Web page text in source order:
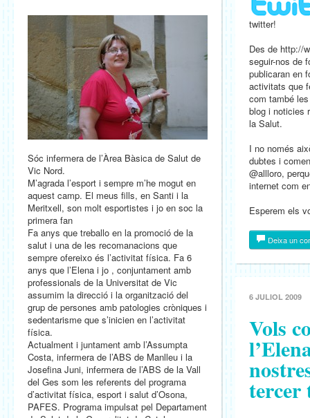
Sóc infermera de l’Àrea Bàsica de Salut de
Vic Nord.
M’agrada l’esport i sempre m’he mogut en
aquest camp. El meus fills, en Santi i la
Meritxell, son molt esportistes i jo en soc la
primera fan
Fa anys que treballo en la promoció de la
salut i una de les recomanacions que
sempre ofereixo és l’activitat física. Fa 6
anys que l’Elena i jo , conjuntament amb
professionals de la Universitat de Vic
assumim la direcció i la organització del
grup de persones amb patologies cròniques i
sedentarisme que s’inicien en l’activitat
física.
Actualment i juntament amb l’Assumpta
Costa, infermera de l’ABS de Manlleu i la
Josefina Juni, infermera de l’ABS de la Vall
del Ges som les referents del programa
d’activitat física, esport i salut d’Osona,
PAFES. Programa impulsat pel Departament
twitter!
Des de http://
seguir-nos de
publicaran en
activitats que
com també
blog i noticies
la Salut.
I no només
dubtes i
@allloro,
internet com
Esperem els
Deixa un
6 JULIOL 2009
Vols
tercer